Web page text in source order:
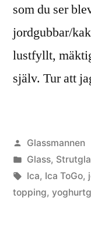
som du ser
jordgubbar/
lustfyllt,
själv. Tur att
Publicerat
av
Glassmannen
Publicerat
i
Glass,
Etiketter:
Ica, Ica ToGo,
topping,